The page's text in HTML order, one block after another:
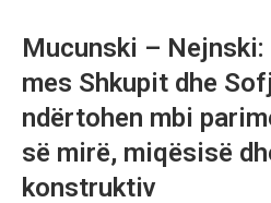
Mucunski –
mes Shkupit dhe
ndërtohen mbi
së mirë, miqësisë
konstruktiv